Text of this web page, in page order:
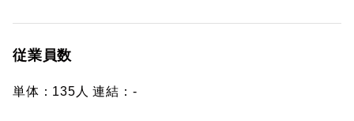
従業員数
単体：135人 連結：-